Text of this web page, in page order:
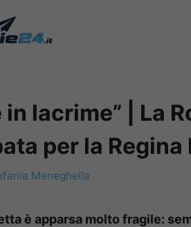
in lacrime” | La
per la Regina
Meneghella
è apparsa molto fragile: